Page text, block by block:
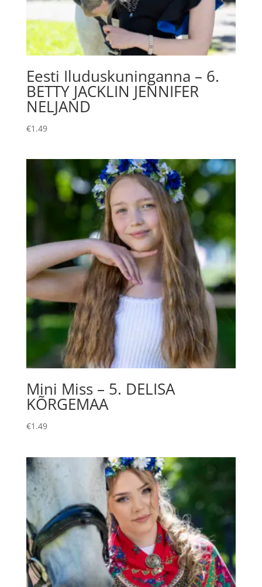
Eesti Iluduskuninganna – 6.
BETTY JACKLIN JENNIFER
NELJAND
€1.49
Mini Miss – 5. DELISA
KÕRGEMAA
€1.49